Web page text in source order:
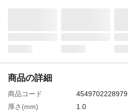
商品の詳細
商品コード
4549702228979
厚さ(mm)
1.0